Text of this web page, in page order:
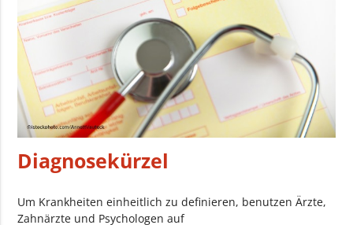
Diagnosekürzel
Um Krankheiten einheitlich zu definieren, benutzen Ärzte,
Zahnärzte und Psychologen auf